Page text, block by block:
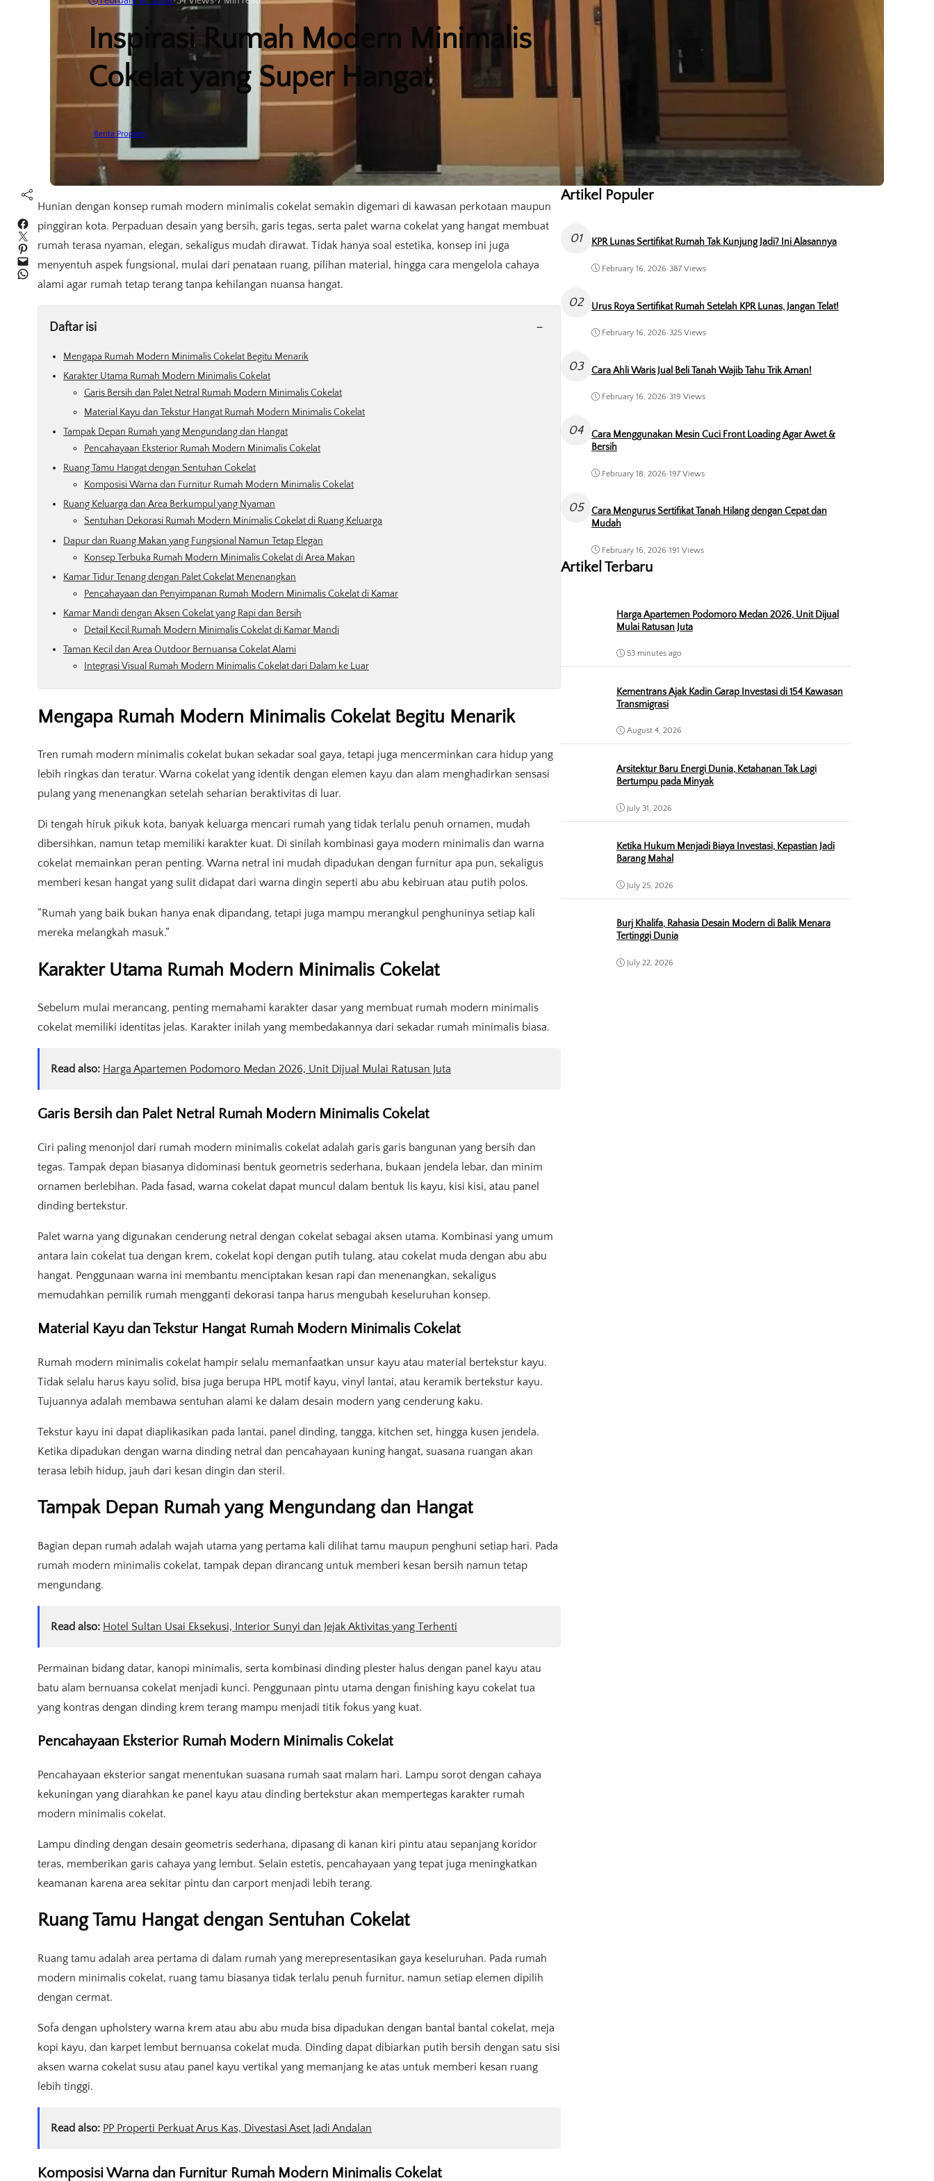
Inspirasi Rumah Modern Minimalis
Cokelat yang Super Hangat
Berita Properti
Facebook
Twitter
Pinterest
Mail
WhatsApp
Hunian dengan konsep rumah modern minimalis cokelat semakin digemari di kawasan perkotaan maupun
pinggiran kota. Perpaduan desain yang bersih, garis tegas, serta palet warna cokelat yang hangat membuat
rumah terasa nyaman, elegan, sekaligus mudah dirawat. Tidak hanya soal estetika, konsep ini juga
menyentuh aspek fungsional, mulai dari penataan ruang, pilihan material, hingga cara mengelola cahaya
alami agar rumah tetap terang tanpa kehilangan nuansa hangat.
Daftar isi -
Mengapa Rumah Modern Minimalis Cokelat Begitu Menarik
Karakter Utama Rumah Modern Minimalis Cokelat
Garis Bersih dan Palet Netral Rumah Modern Minimalis Cokelat
Material Kayu dan Tekstur Hangat Rumah Modern Minimalis Cokelat
Tampak Depan Rumah yang Mengundang dan Hangat
Pencahayaan Eksterior Rumah Modern Minimalis Cokelat
Ruang Tamu Hangat dengan Sentuhan Cokelat
Komposisi Warna dan Furnitur Rumah Modern Minimalis Cokelat
Ruang Keluarga dan Area Berkumpul yang Nyaman
Sentuhan Dekorasi Rumah Modern Minimalis Cokelat di Ruang Keluarga
Dapur dan Ruang Makan yang Fungsional Namun Tetap Elegan
Konsep Terbuka Rumah Modern Minimalis Cokelat di Area Makan
Kamar Tidur Tenang dengan Palet Cokelat Menenangkan
Pencahayaan dan Penyimpanan Rumah Modern Minimalis Cokelat di Kamar
Kamar Mandi dengan Aksen Cokelat yang Rapi dan Bersih
Detail Kecil Rumah Modern Minimalis Cokelat di Kamar Mandi
Taman Kecil dan Area Outdoor Bernuansa Cokelat Alami
Integrasi Visual Rumah Modern Minimalis Cokelat dari Dalam ke Luar
Mengapa Rumah Modern Minimalis Cokelat Begitu Menarik
Tren rumah modern minimalis cokelat bukan sekadar soal gaya, tetapi juga mencerminkan cara hidup yang
lebih ringkas dan teratur. Warna cokelat yang identik dengan elemen kayu dan alam menghadirkan sensasi
pulang yang menenangkan setelah seharian beraktivitas di luar.
Di tengah hiruk pikuk kota, banyak keluarga mencari rumah yang tidak terlalu penuh ornamen, mudah
dibersihkan, namun tetap memiliki karakter kuat. Di sinilah kombinasi gaya modern minimalis dan warna
cokelat memainkan peran penting. Warna netral ini mudah dipadukan dengan furnitur apa pun, sekaligus
memberi kesan hangat yang sulit didapat dari warna dingin seperti abu abu kebiruan atau putih polos.
“Rumah yang baik bukan hanya enak dipandang, tetapi juga mampu merangkul penghuninya setiap kali
mereka melangkah masuk.”
Karakter Utama Rumah Modern Minimalis Cokelat
Sebelum mulai merancang, penting memahami karakter dasar yang membuat rumah modern minimalis
cokelat memiliki identitas jelas. Karakter inilah yang membedakannya dari sekadar rumah minimalis biasa.
Read also: Harga Apartemen Podomoro Medan 2026, Unit Dijual Mulai Ratusan Juta
Garis Bersih dan Palet Netral Rumah Modern Minimalis Cokelat
Ciri paling menonjol dari rumah modern minimalis cokelat adalah garis garis bangunan yang bersih dan
tegas. Tampak depan biasanya didominasi bentuk geometris sederhana, bukaan jendela lebar, dan minim
ornamen berlebihan. Pada fasad, warna cokelat dapat muncul dalam bentuk lis kayu, kisi kisi, atau panel
dinding bertekstur.
Palet warna yang digunakan cenderung netral dengan cokelat sebagai aksen utama. Kombinasi yang umum
antara lain cokelat tua dengan krem, cokelat kopi dengan putih tulang, atau cokelat muda dengan abu abu
hangat. Penggunaan warna ini membantu menciptakan kesan rapi dan menenangkan, sekaligus
memudahkan pemilik rumah mengganti dekorasi tanpa harus mengubah keseluruhan konsep.
Material Kayu dan Tekstur Hangat Rumah Modern Minimalis Cokelat
Rumah modern minimalis cokelat hampir selalu memanfaatkan unsur kayu atau material bertekstur kayu.
Tidak selalu harus kayu solid, bisa juga berupa HPL motif kayu, vinyl lantai, atau keramik bertekstur kayu.
Tujuannya adalah membawa sentuhan alami ke dalam desain modern yang cenderung kaku.
Tekstur kayu ini dapat diaplikasikan pada lantai, panel dinding, tangga, kitchen set, hingga kusen jendela.
Ketika dipadukan dengan warna dinding netral dan pencahayaan kuning hangat, suasana ruangan akan
terasa lebih hidup, jauh dari kesan dingin dan steril.
Tampak Depan Rumah yang Mengundang dan Hangat
Bagian depan rumah adalah wajah utama yang pertama kali dilihat tamu maupun penghuni setiap hari. Pada
rumah modern minimalis cokelat, tampak depan dirancang untuk memberi kesan bersih namun tetap
mengundang.
Read also: Hotel Sultan Usai Eksekusi, Interior Sunyi dan Jejak Aktivitas yang Terhenti
Permainan bidang datar, kanopi minimalis, serta kombinasi dinding plester halus dengan panel kayu atau
batu alam bernuansa cokelat menjadi kunci. Penggunaan pintu utama dengan finishing kayu cokelat tua
yang kontras dengan dinding krem terang mampu menjadi titik fokus yang kuat.
Pencahayaan Eksterior Rumah Modern Minimalis Cokelat
Pencahayaan eksterior sangat menentukan suasana rumah saat malam hari. Lampu sorot dengan cahaya
kekuningan yang diarahkan ke panel kayu atau dinding bertekstur akan mempertegas karakter rumah
modern minimalis cokelat.
Lampu dinding dengan desain geometris sederhana, dipasang di kanan kiri pintu atau sepanjang koridor
teras, memberikan garis cahaya yang lembut. Selain estetis, pencahayaan yang tepat juga meningkatkan
keamanan karena area sekitar pintu dan carport menjadi lebih terang.
Ruang Tamu Hangat dengan Sentuhan Cokelat
Ruang tamu adalah area pertama di dalam rumah yang merepresentasikan gaya keseluruhan. Pada rumah
modern minimalis cokelat, ruang tamu biasanya tidak terlalu penuh furnitur, namun setiap elemen dipilih
dengan cermat.
Sofa dengan upholstery warna krem atau abu abu muda bisa dipadukan dengan bantal bantal cokelat, meja
kopi kayu, dan karpet lembut bernuansa cokelat muda. Dinding dapat dibiarkan putih bersih dengan satu sisi
aksen warna cokelat susu atau panel kayu vertikal yang memanjang ke atas untuk memberi kesan ruang
lebih tinggi.
Read also: PP Properti Perkuat Arus Kas, Divestasi Aset Jadi Andalan
Komposisi Warna dan Furnitur Rumah Modern Minimalis Cokelat
Artikel Populer
01 KPR Lunas Sertifikat Rumah Tak Kunjung Jadi? Ini Alasannya
February 16, 2026•387 Views
02 Urus Roya Sertifikat Rumah Setelah KPR Lunas, Jangan Telat!
February 16, 2026•325 Views
03 Cara Ahli Waris Jual Beli Tanah Wajib Tahu Trik Aman!
February 16, 2026•319 Views
04
Cara Menggunakan Mesin Cuci Front Loading Agar Awet &
Bersih
February 18, 2026•197 Views
05
Cara Mengurus Sertifikat Tanah Hilang dengan Cepat dan
Mudah
February 16, 2026•191 Views
Artikel Terbaru
Harga Apartemen Podomoro Medan 2026, Unit Dijual
Mulai Ratusan Juta
53 minutes ago
Kementrans Ajak Kadin Garap Investasi di 154 Kawasan
Transmigrasi
August 4, 2026
Arsitektur Baru Energi Dunia, Ketahanan Tak Lagi
Bertumpu pada Minyak
July 31, 2026
Ketika Hukum Menjadi Biaya Investasi, Kepastian Jadi
Barang Mahal
July 25, 2026
Burj Khalifa, Rahasia Desain Modern di Balik Menara
Tertinggi Dunia
July 22, 2026